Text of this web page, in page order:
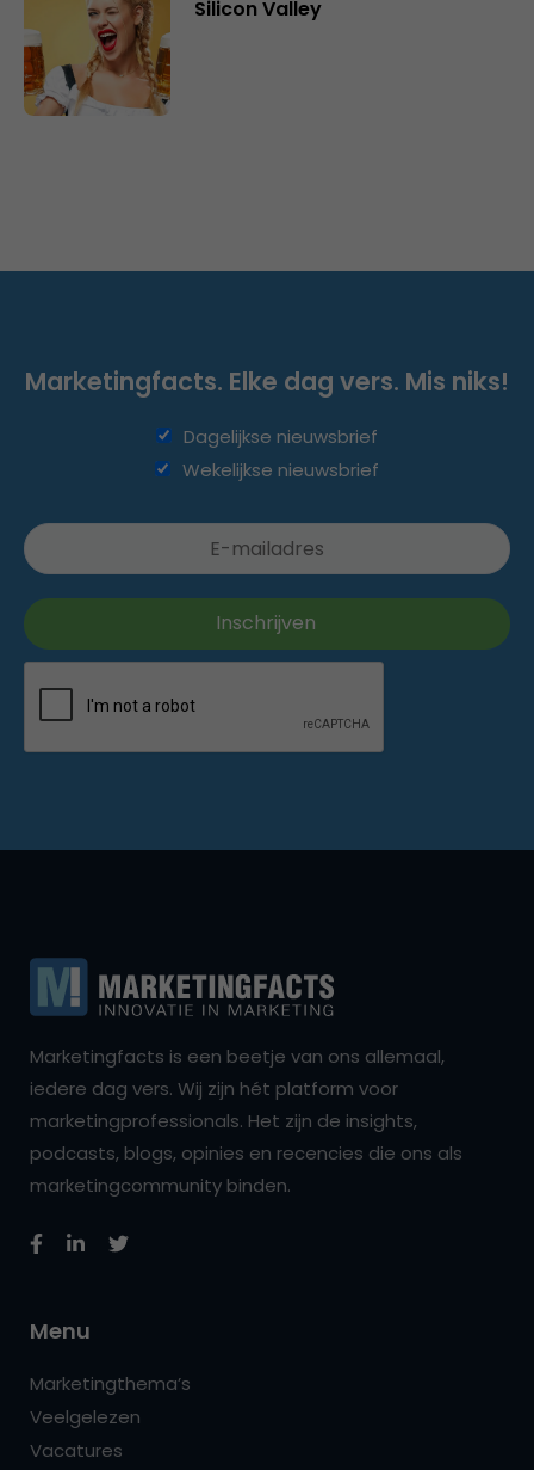
Silicon Valley
Marketingfacts. Elke dag vers. Mis niks!
Dagelijkse nieuwsbrief
Wekelijkse nieuwsbrief
Marketingfacts is een beetje van ons allemaal,
iedere dag vers. Wij zijn hét platform voor
marketingprofessionals. Het zijn de insights,
podcasts, blogs, opinies en recencies die ons als
marketingcommunity binden.
Menu
Marketingthema’s
Veelgelezen
Vacatures